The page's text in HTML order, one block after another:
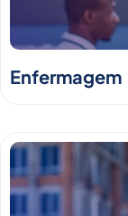
Enfermagem